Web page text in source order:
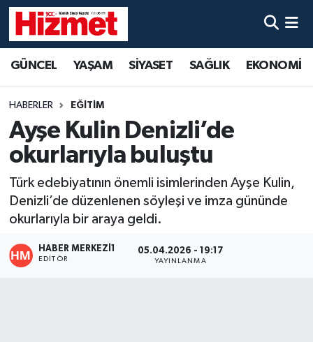
GÜNCEL YAŞAM SİYASET SAĞLIK EKONOMİ
HABERLER EĞİTİM
Ayşe Kulin Denizli’de
okurlarıyla buluştu
Türk edebiyatının önemli isimlerinden Ayşe Kulin,
Denizli’de düzenlenen söyleşi ve imza gününde
okurlarıyla bir araya geldi.
HABER MERKEZI1
EDITÖR
05.04.2026 - 19:17
YAYINLANMA
YAŞAM
SİYASET
SAĞLIK
EKONOMİ
Denizli Hava Durumu
Denizli Trafik Yoğunluk Haritası
Süper Lig Puan Durumu ve Fikstür
Tüm Manşetler